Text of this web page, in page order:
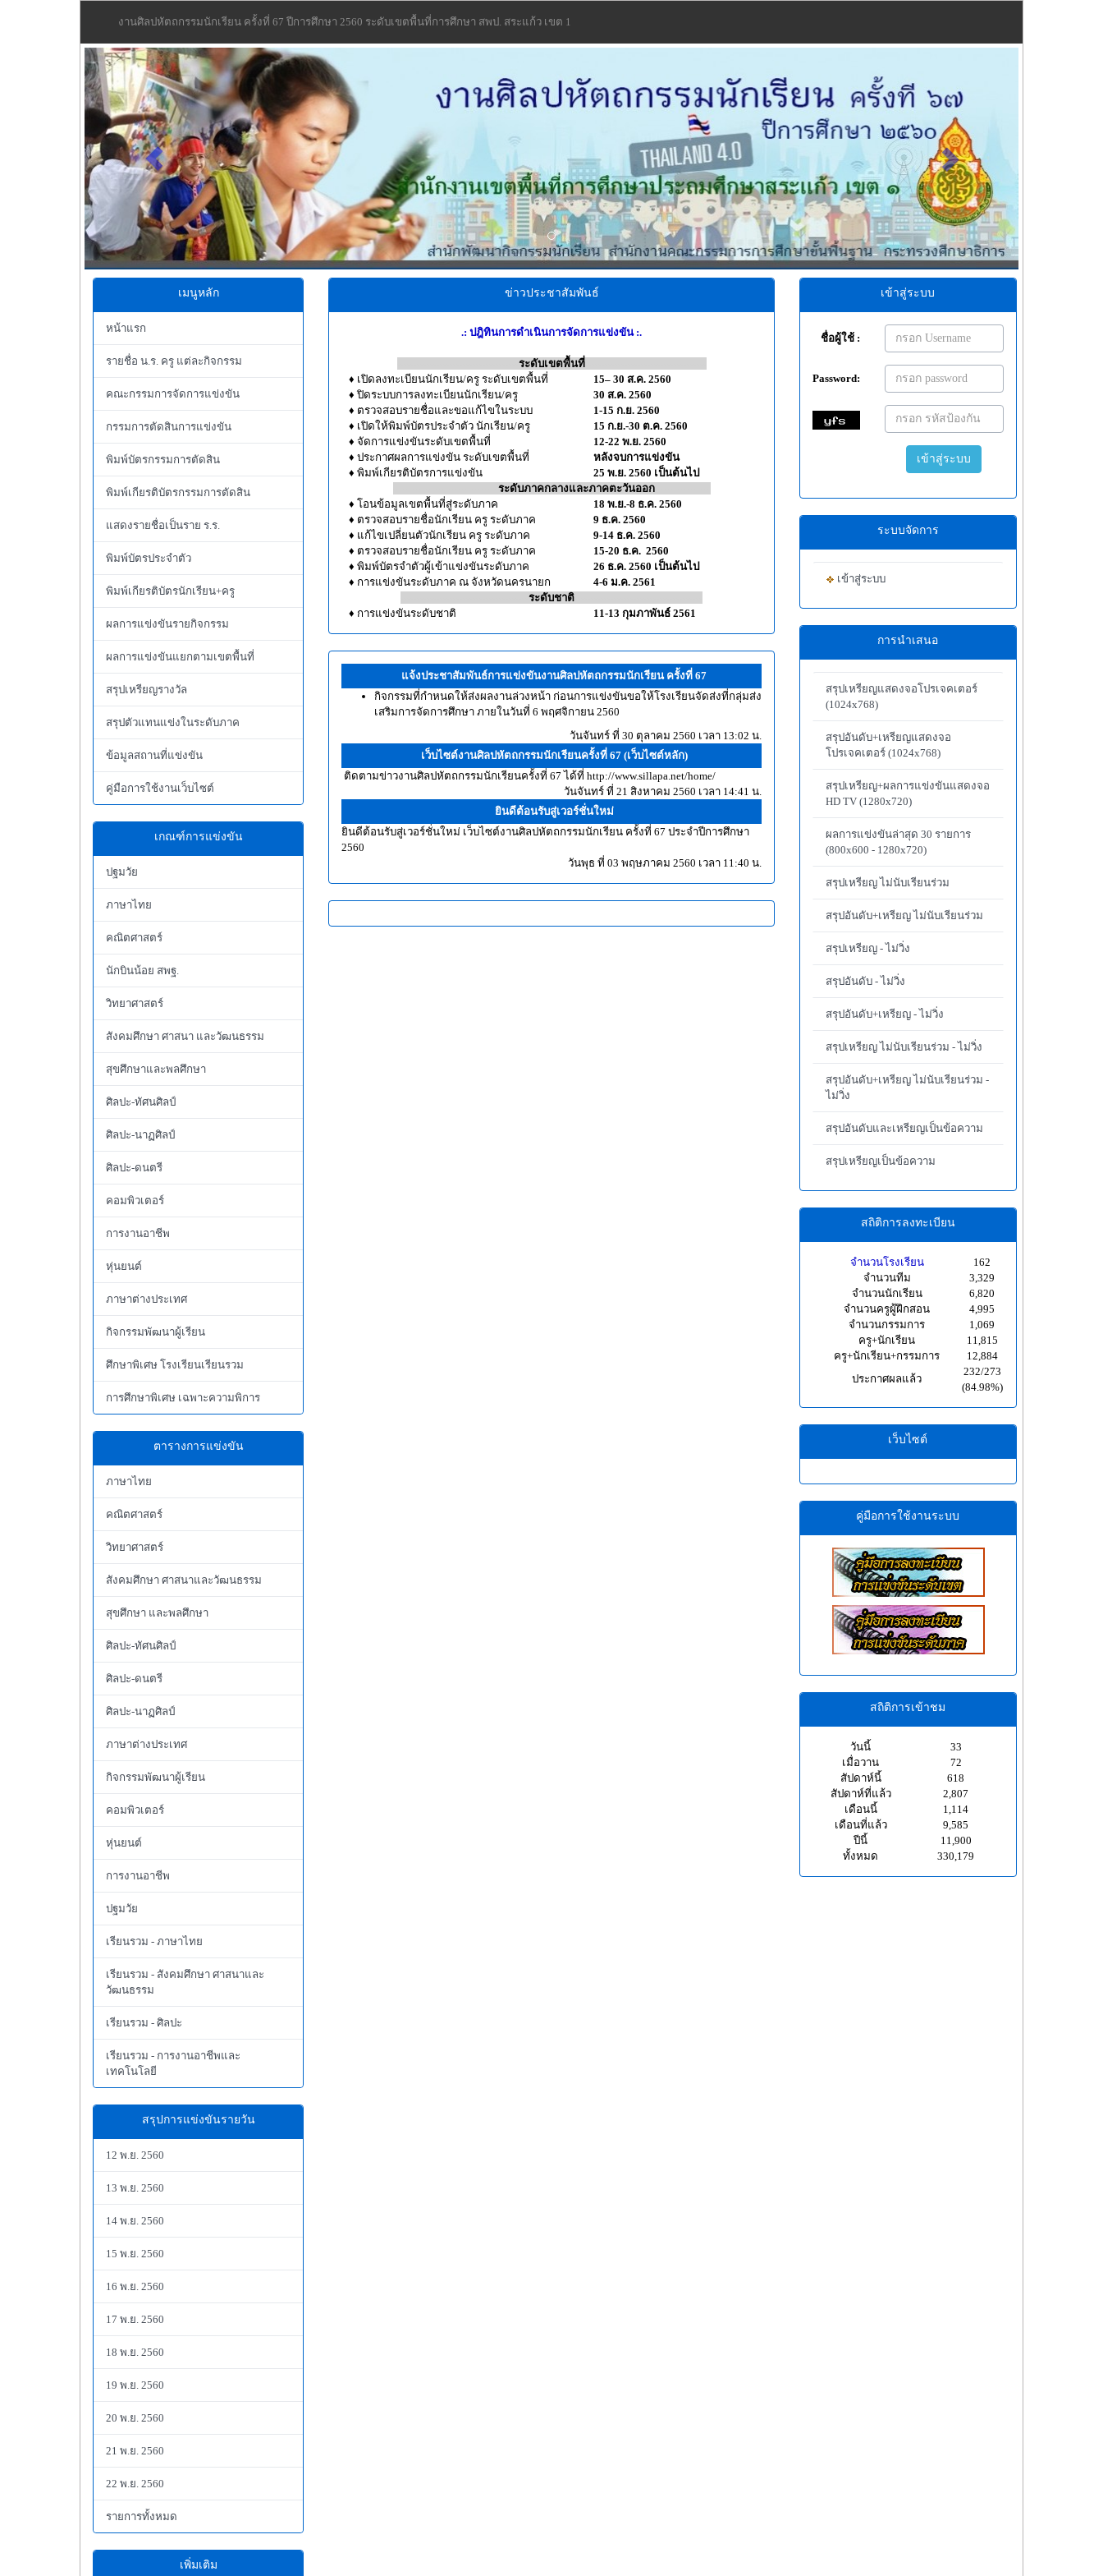
งานศิลปหัตถกรรมนักเรียน ครั้งที่ 67 ปีการศึกษา 2560 ระดับเขตพื้นที่การศึกษา สพป. สระแก้ว เขต 1
Previous
เมนูหลัก
หน้าแรก
รายชื่อ น.ร. ครู แต่ละกิจกรรม
คณะกรรมการจัดการแข่งขัน
กรรมการตัดสินการแข่งขัน
พิมพ์บัตรกรรมการตัดสิน
พิมพ์เกียรติบัตรกรรมการตัดสิน
แสดงรายชื่อเป็นราย ร.ร.
พิมพ์บัตรประจำตัว
พิมพ์เกียรติบัตรนักเรียน+ครู
ผลการแข่งขันรายกิจกรรม
ผลการแข่งขันแยกตามเขตพื้นที่
สรุปเหรียญรางวัล
สรุปตัวแทนแข่งในระดับภาค
ข้อมูลสถานที่แข่งขัน
คู่มือการใช้งานเว็บไซต์
เกณฑ์การแข่งขัน
ปฐมวัย
ภาษาไทย
คณิตศาสตร์
นักบินน้อย สพฐ.
วิทยาศาสตร์
สังคมศึกษา ศาสนา และวัฒนธรรม
สุขศึกษาและพลศึกษา
ศิลปะ-ทัศนศิลป์
ศิลปะ-นาฏศิลป์
ศิลปะ-ดนตรี
คอมพิวเตอร์
การงานอาชีพ
หุ่นยนต์
ภาษาต่างประเทศ
กิจกรรมพัฒนาผู้เรียน
ศึกษาพิเศษ โรงเรียนเรียนรวม
การศึกษาพิเศษ เฉพาะความพิการ
ตารางการแข่งขัน
ภาษาไทย
คณิตศาสตร์
วิทยาศาสตร์
สังคมศึกษา ศาสนาและวัฒนธรรม
สุขศึกษา และพลศึกษา
ศิลปะ-ทัศนศิลป์
ศิลปะ-ดนตรี
ศิลปะ-นาฏศิลป์
ภาษาต่างประเทศ
กิจกรรมพัฒนาผู้เรียน
คอมพิวเตอร์
หุ่นยนต์
การงานอาชีพ
ปฐมวัย
เรียนรวม - ภาษาไทย
เรียนรวม - สังคมศึกษา ศาสนาและ
วัฒนธรรม
เรียนรวม - ศิลปะ
เรียนรวม - การงานอาชีพและ
เทคโนโลยี
สรุปการแข่งขันรายวัน
12 พ.ย. 2560
13 พ.ย. 2560
14 พ.ย. 2560
15 พ.ย. 2560
16 พ.ย. 2560
17 พ.ย. 2560
18 พ.ย. 2560
19 พ.ย. 2560
20 พ.ย. 2560
21 พ.ย. 2560
22 พ.ย. 2560
รายการทั้งหมด
เพิ่มเติม
ข่าวประชาสัมพันธ์
.: ปฎิทินการดำเนินการจัดการแข่งขัน :.
ระดับเขตพื้นที่-------------------------------------
♦ เปิดลงทะเบียนนักเรียน/ครู ระดับเขตพื้นที่
15– 30 ส.ค. 2560
♦ ปิดระบบการลงทะเบียนนักเรียน/ครู
30 ส.ค. 2560
♦ ตรวจสอบรายชื่อและขอแก้ไขในระบบ
1-15 ก.ย. 2560
♦ เปิดให้พิมพ์บัตรประจำตัว นักเรียน/ครู
15 ก.ย.-30 ต.ค. 2560
♦ จัดการแข่งขันระดับเขตพื้นที่
12-22 พ.ย. 2560
♦ ประกาศผลการแข่งขัน ระดับเขตพื้นที่
หลังจบการแข่งขัน
♦ พิมพ์เกียรติบัตรการแข่งขัน
25 พ.ย. 2560 เป็นต้นไป
ระดับภาคกลางและภาคตะวันออก-----------------
♦ โอนข้อมูลเขตพื้นที่สู่ระดับภาค
18 พ.ย.-8 ธ.ค. 2560
♦ ตรวจสอบรายชื่อนักเรียน ครู ระดับภาค
9 ธ.ค. 2560
♦ แก้ไขเปลี่ยนตัวนักเรียน ครู ระดับภาค
9-14 ธ.ค. 2560
♦ ตรวจสอบรายชื่อนักเรียน ครู ระดับภาค
15-20 ธ.ค. 2560
♦ พิมพ์บัตรจำตัวผู้เข้าแข่งขันระดับภาค
26 ธ.ค. 2560 เป็นต้นไป
♦ การแข่งขันระดับภาค ณ จังหวัดนครนายก
4-6 ม.ค. 2561
ระดับชาติ
♦ การแข่งขันระดับชาติ 11-13 กุมภาพันธ์ 2561
แจ้งประชาสัมพันธ์การแข่งขันงานศิลปหัตถกรรมนักเรียน ครั้งที่ 67
กิจกรรมที่กำหนดให้ส่งผลงานล่วงหน้า ก่อนการแข่งขันขอให้โรงเรียนจัดส่งที่กลุ่มส่ง
เสริมการจัดการศึกษา ภายในวันที่ 6 พฤศจิกายน 2560
วันจันทร์ ที่ 30 ตุลาคม 2560 เวลา 13:02 น.
เว็บไซต์งานศิลปหัตถกรรมนักเรียนครั้งที่ 67 (เว็บไซต์หลัก)
ติดตามข่าวงานศิลปหัตถกรรมนักเรียนครั้งที่ 67 ได้ที่ http://www.sillapa.net/home/
วันจันทร์ ที่ 21 สิงหาคม 2560 เวลา 14:41 น.
ยินดีต้อนรับสู่เวอร์ชั่นใหม่
ยินดีต้อนรับสู่เวอร์ชั่นใหม่ เว็บไซต์งานศิลปหัตถกรรมนักเรียน ครั้งที่ 67 ประจำปีการศึกษา
2560
วันพุธ ที่ 03 พฤษภาคม 2560 เวลา 11:40 น.
เข้าสู่ระบบ
ชื่อผู้ใช้ :
Password:
เข้าสู่ระบบ
ระบบจัดการ
เข้าสู่ระบบ
การนำเสนอ
สรุปเหรียญแสดงจอโปรเจคเตอร์
(1024x768)
สรุปอันดับ+เหรียญแสดงจอ
โปรเจคเตอร์ (1024x768)
สรุปเหรียญ+ผลการแข่งขันแสดงจอ
HD TV (1280x720)
ผลการแข่งขันล่าสุด 30 รายการ
(800x600 - 1280x720)
สรุปเหรียญ ไม่นับเรียนร่วม
สรุปอันดับ+เหรียญ ไม่นับเรียนร่วม
สรุปเหรียญ - ไม่วิ่ง
สรุปอันดับ - ไม่วิ่ง
สรุปอันดับ+เหรียญ - ไม่วิ่ง
สรุปเหรียญ ไม่นับเรียนร่วม - ไม่วิ่ง
สรุปอันดับ+เหรียญ ไม่นับเรียนร่วม -
ไม่วิ่ง
สรุปอันดับและเหรียญเป็นข้อความ
สรุปเหรียญเป็นข้อความ
สถิติการลงทะเบียน
จำนวนโรงเรียน
162
จำนวนทีม
3,329
จำนวนนักเรียน
6,820
จำนวนครูผู้ฝึกสอน
4,995
จำนวนกรรมการ
1,069
ครู+นักเรียน
11,815
ครู+นักเรียน+กรรมการ
12,884
ประกาศผลแล้ว
232/273
(84.98%)
เว็บไซต์
คู่มือการใช้งานระบบ
สถิติการเข้าชม
วันนี้
33
เมื่อวาน
72
สัปดาห์นี้
618
สัปดาห์ที่แล้ว
2,807
เดือนนี้
1,114
เดือนที่แล้ว
9,585
ปีนี้
11,900
ทั้งหมด
330,179